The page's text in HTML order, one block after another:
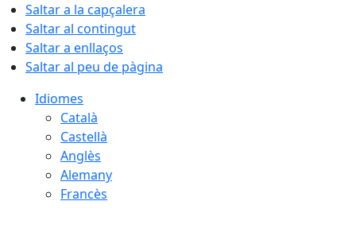
Saltar a la capçalera
Saltar al contingut
Saltar a enllaços
Saltar al peu de pàgina
Idiomes
Català
Castellà
Anglès
Alemany
Francès